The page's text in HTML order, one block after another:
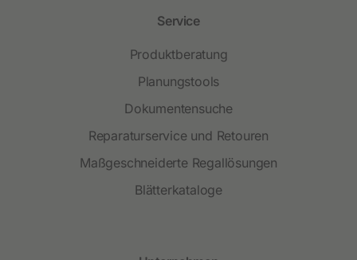
Service
Produktberatung
Planungstools
Dokumentensuche
Reparaturservice und Retouren
Maßgeschneiderte Regallösungen
Blätterkataloge